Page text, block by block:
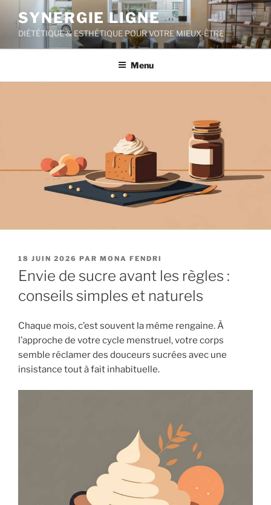
contenu
principal
SYNERGIE LIGNE
DIÉTÉTIQUE & ESTHÉTIQUE POUR VOTRE MIEUX-ÊTRE
Menu
PUBLIÉ
LE
18 JUIN 2026 PAR MONA FENDRI
Envie de sucre avant les règles :
conseils simples et naturels
Chaque mois, c’est souvent la même rengaine. À
l’approche de votre cycle menstruel, votre corps
semble réclamer des douceurs sucrées avec une
insistance tout à fait inhabituelle.